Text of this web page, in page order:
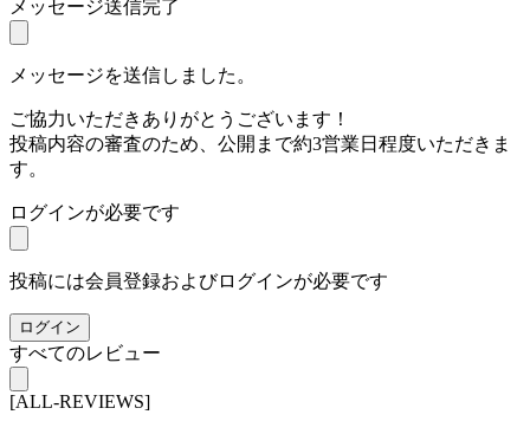
メッセージ送信完了
メッセージを送信しました。
ご協力いただきありがとうございます！
投稿内容の審査のため、公開まで約3営業日程度いただきま
す。
ログインが必要です
投稿には会員登録およびログインが必要です
ログイン
すべてのレビュー
[ALL-REVIEWS]